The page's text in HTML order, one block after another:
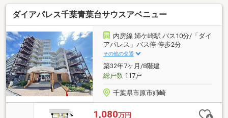
ダイアパレス千葉青葉台サウスアベニュー
内房線 姉ケ崎駅 バス10分/「ダイ
アパレス」バス停 停歩2分
その他の交通
築32年7ヶ月/8階建
総戸数117戸
千葉県市原市姉崎
1,080万円